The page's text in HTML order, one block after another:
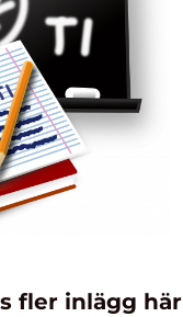
fler inlägg här